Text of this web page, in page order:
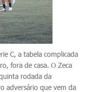
C, a tabela complicada
fora de casa. O Zeca
rodada da
adversário que vem da